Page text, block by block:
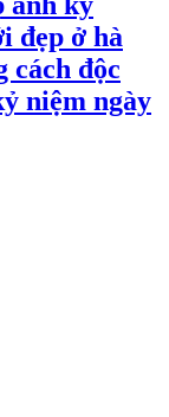
đẹp ở hà
cách độc
niệm ngày